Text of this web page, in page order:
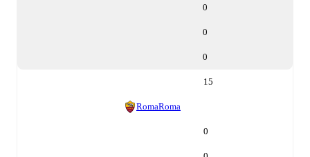
0
0
0
15
RomaRoma
0